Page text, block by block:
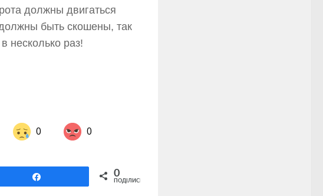
должны двигаться
быть скошены, так
несколько раз!
0 0
Share on Twitter 0
ПОДІЛИСЬ